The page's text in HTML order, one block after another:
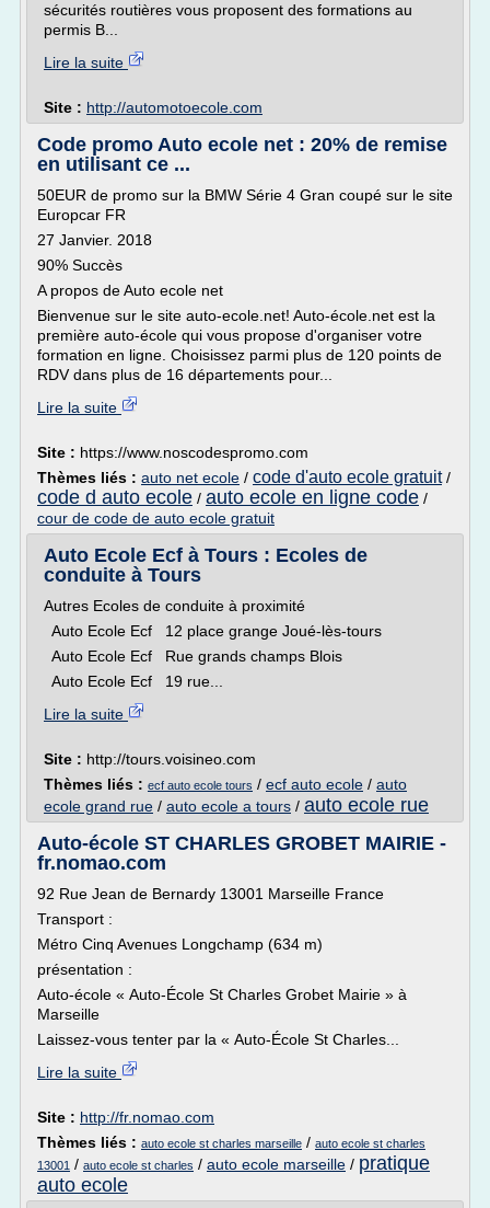
sécurités routières vous proposent des formations au
permis B...
Lire la suite
Site : http://automotoecole.com
Code promo Auto ecole net : 20% de remise
en utilisant ce ...
50EUR de promo sur la BMW Série 4 Gran coupé sur le site
Europcar FR
27 Janvier. 2018
90% Succès
A propos de Auto ecole net
Bienvenue sur le site auto-ecole.net! Auto-école.net est la
première auto-école qui vous propose d'organiser votre
formation en ligne. Choisissez parmi plus de 120 points de
RDV dans plus de 16 départements pour...
Lire la suite
Site : https://www.noscodespromo.com
Thèmes liés : auto net ecole / code d'auto ecole gratuit/
code d auto ecole / auto ecole en ligne code /
cour de code de auto ecole gratuit
Auto Ecole Ecf à Tours : Ecoles de
conduite à Tours
Autres Ecoles de conduite à proximité
Auto Ecole Ecf 12 place grange Joué-lès-tours
Auto Ecole Ecf Rue grands champs Blois
Auto Ecole Ecf 19 rue...
Lire la suite
Site : http://tours.voisineo.com
Thèmes liés : ecf auto ecole tours / ecf auto ecole / auto
ecole grand rue / auto ecole a tours / auto ecole rue
Auto-école ST CHARLES GROBET MAIRIE -
fr.nomao.com
92 Rue Jean de Bernardy 13001 Marseille France
Transport :
Métro Cinq Avenues Longchamp (634 m)
présentation :
Auto-école « Auto-École St Charles Grobet Mairie » à
Marseille
Laissez-vous tenter par la « Auto-École St Charles...
Lire la suite
Site : http://fr.nomao.com
Thèmes liés : auto ecole st charles marseille / auto ecole st charles
13001 / auto ecole st charles / auto ecole marseille / pratique
auto ecole